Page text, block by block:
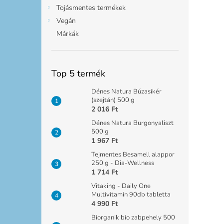
Tojásmentes termékek
Vegán
Márkák
Top 5 termék
Dénes Natura Búzasikér
(szejtán) 500 g
2 016 Ft
Dénes Natura Burgonyaliszt
500 g
1 967 Ft
Tejmentes Besamell alappor
250 g - Dia-Wellness
1 714 Ft
Vitaking - Daily One
Multivitamin 90db tabletta
4 990 Ft
Biorganik bio zabpehely 500